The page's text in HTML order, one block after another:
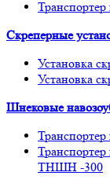
Скреперные
Установка
Установка
Шнековые
ТНШН -300